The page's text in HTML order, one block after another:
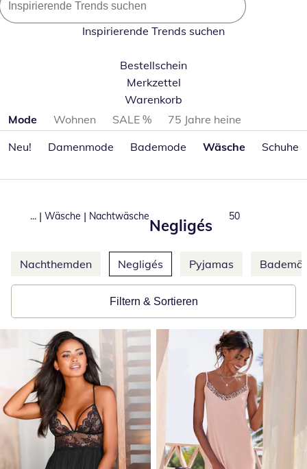
Inspirierende Trends suchen
Bestellschein
Merkzettel
Warenkorb
Produktkategorien überspringen
Mode Wohnen SALE %
75 Jahre heine
Neu!
Damenmode Bademode Wäsche Schuhe
... | Wäsche | Nachtwäsche
Negligés
Produkte
50
Weitere Kategorien überspringen
Nachthemden Negligés Pyjamas
Filtern & Sortieren